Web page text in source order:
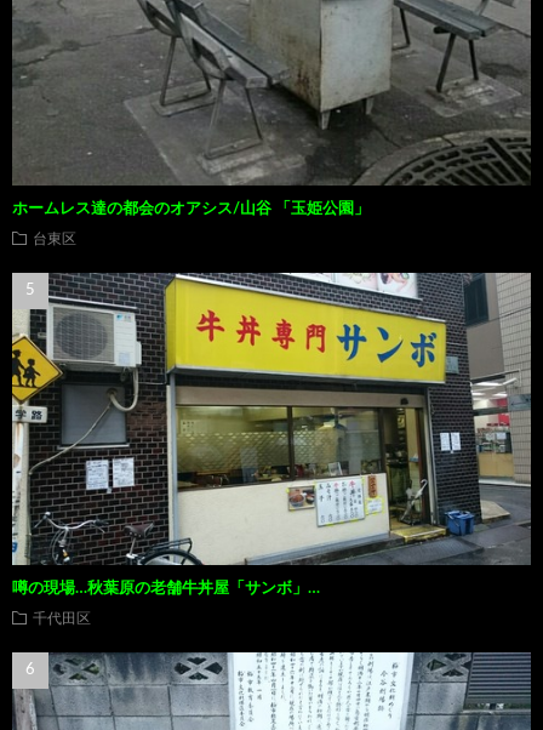
ホームレス達の都会のオアシス/山谷 「玉姫公園」
台東区
噂の現場…秋葉原の老舗牛丼屋「サンボ」…
千代田区